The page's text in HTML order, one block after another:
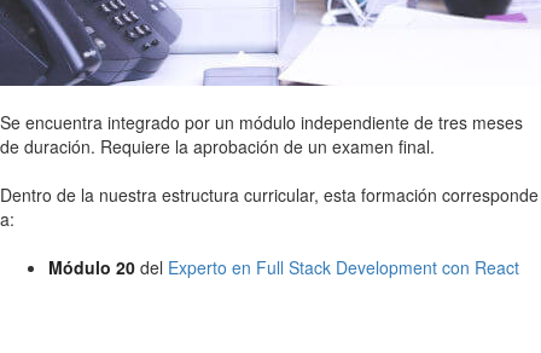
Se encuentra integrado por un módulo independiente de tres meses
de duración. Requiere la aprobación de un examen final.
Dentro de la nuestra estructura curricular, esta formación corresponde
a:
Módulo 20 del Experto en Full Stack Development con React